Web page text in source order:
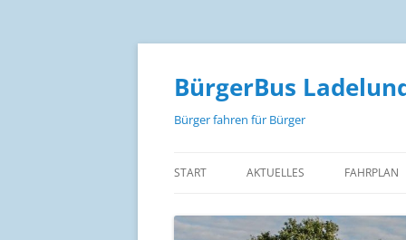
Zum
springen
BürgerBus
Bürger fahren für Bürger
START AKTUELLES FAHRPLAN